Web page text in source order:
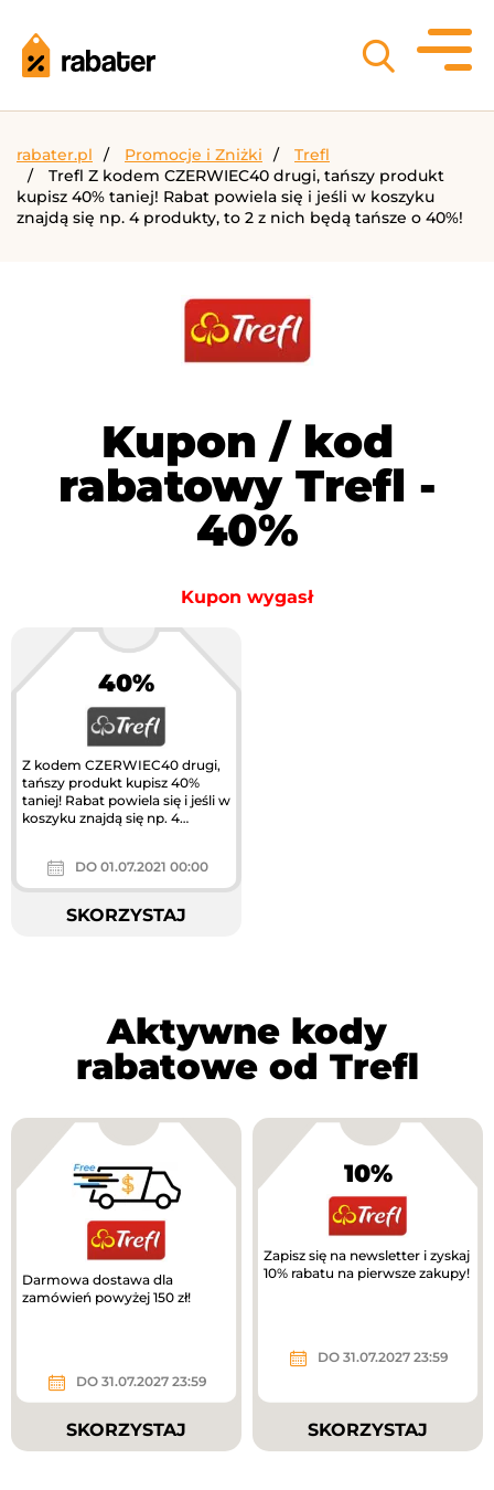
rabater.pl Promocje i Zniżki
Trefl
Trefl Z kodem CZERWIEC40 drugi, tańszy produkt
kupisz 40% taniej! Rabat powiela się i jeśli w koszyku
znajdą się np. 4 produkty, to 2 z nich będą tańsze o 40%!
Kupon / kod
rabatowy Trefl -
40%
Kupon wygasł
40%
Z kodem CZERWIEC40 drugi,
tańszy produkt kupisz 40%
taniej! Rabat powiela się i jeśli w
koszyku znajdą się np. 4
DO 01.07.2021 00:00
SKORZYSTAJ
Aktywne kody
rabatowe od Trefl
Darmowa dostawa dla
zamówień powyżej 150 zł!
DO 31.07.2027 23:59
SKORZYSTAJ
10%
Zapisz się na newsletter i zyskaj
10% rabatu na pierwsze zakupy!
DO 31.07.2027 23:59
SKORZYSTAJ